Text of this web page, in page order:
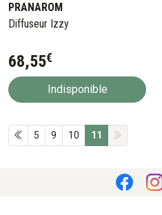
PRANAROM
Diffuseur Izzy
68,55€
Indisponible
5 9 10 11